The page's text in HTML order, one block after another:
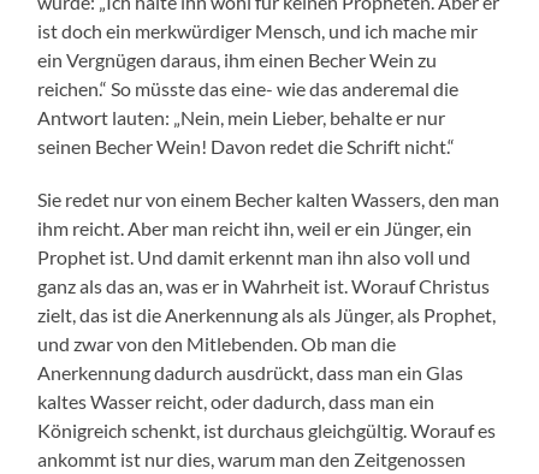
ist doch ein merkwürdiger Mensch, und ich mache mir
ein Vergnügen daraus, ihm einen Becher Wein zu
reichen.“ So müsste das eine- wie das anderemal die
Antwort lauten: „Nein, mein Lieber, behalte er nur
seinen Becher Wein! Davon redet die Schrift nicht.“
Sie redet nur von einem Becher kalten Wassers, den man
ihm reicht. Aber man reicht ihn, weil er ein Jünger, ein
Prophet ist. Und damit erkennt man ihn also voll und
ganz als das an, was er in Wahrheit ist. Worauf Christus
zielt, das ist die Anerkennung als als Jünger, als Prophet,
und zwar von den Mitlebenden. Ob man die
Anerkennung dadurch ausdrückt, dass man ein Glas
kaltes Wasser reicht, oder dadurch, dass man ein
Königreich schenkt, ist durchaus gleichgültig. Worauf es
ankommt ist nur dies, warum man den Zeitgenossen